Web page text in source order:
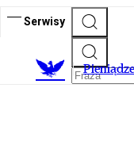
Serwisy
Pieniądze